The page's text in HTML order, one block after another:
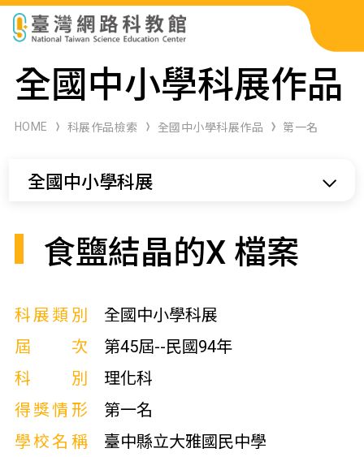
科展作品檢索
科學研習月刊
全國中小學科展作品
HOME 科展作品檢索 全國中小學科展作品 第一名
全國中小學科展
食鹽結晶的X 檔案
科展類別
全國中小學科展
屆次
第45屆--民國94年
科別
理化科
得獎情形
第一名
學校名稱
臺中縣立大雅國民中學